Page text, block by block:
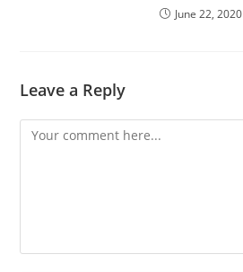
June 22, 2020
Leave a Reply
Comment